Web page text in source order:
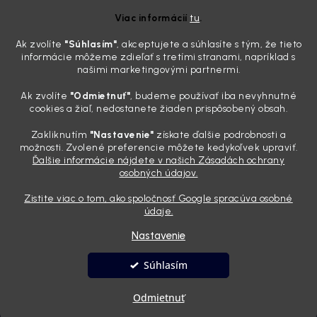
Viac informáciítu.
Ak zvolíte "Súhlasím", akceptujete a súhlasíte s tým, že tieto
informácie môžeme zdieľať s tretími stranami, napríklad s
našimi marketingovými partnermi.
Ak zvolíte "Odmietnuť", budeme používať iba nevyhnutné
cookies a žiaľ, nedostanete žiaden prispôsobený obsah.
Zakliknutím "Nastavenie" získate ďalšie podrobnosti a
možnosti. Zvolené preferencie môžete kedykoľvek upraviť.
Ďalšie informácie nájdete v našich Zásadách ochrany
osobných údajov.
Zistite viac o tom, ako spoločnosť Google spracúva osobné
údaje.
Nastavenie
Odmietnuť
Súhlasím
Poznáte ten moment. Vonku svieti slnko, vy sedíte v čerstvo
„upratanom“ aute, no pri pohľade na palubnú dosku vás ide poraziť. V
mriežkach ventilácie, okolo tlačidiel a v švíkoch sedačiek na vás stále
drzo pozerá prach. Handra ani vysávač tam jednodu...
Detailing nemusí stáť výplatu: 5 kúskov autokozmetiky,
31.7.2026
Sobotné ráno, káva v ruke a pred vami zaprášená kapota. Pre
niekoho nuda, pre nás najlepší relax. Lenže keď si v košíku spočítate
pokaziť náladu. Dobrá správa je, že aj profi výbava ...
Vytvoril Shoptet
nastavenie cookies